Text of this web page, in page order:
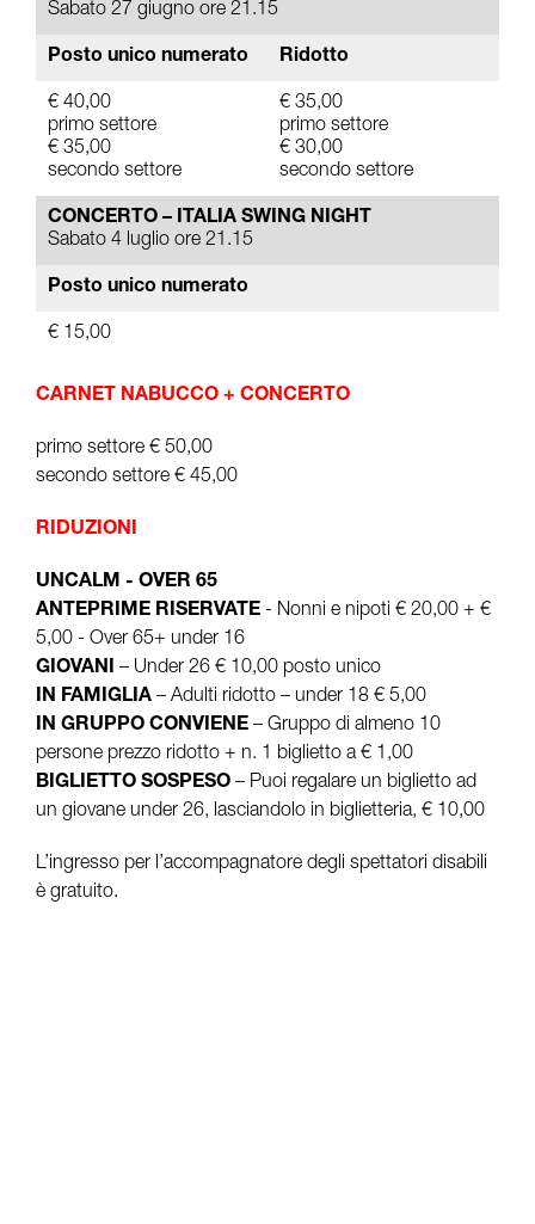
Sabato 27 giugno ore 21.15
Posto unico numerato Ridotto
€ 40,00
primo settore
€ 35,00
secondo settore
€ 35,00
primo settore
€ 30,00
secondo settore
CONCERTO – ITALIA SWING NIGHT
Sabato 4 luglio ore 21.15
Posto unico numerato
€ 15,00
CARNET NABUCCO + CONCERTO
primo settore € 50,00
secondo settore € 45,00
RIDUZIONI
UNCALM - OVER 65
ANTEPRIME RISERVATE - Nonni e nipoti € 20,00 + €
5,00 - Over 65+ under 16
GIOVANI – Under 26 € 10,00 posto unico
IN FAMIGLIA – Adulti ridotto – under 18 € 5,00
IN GRUPPO CONVIENE – Gruppo di almeno 10
persone prezzo ridotto + n. 1 biglietto a € 1,00
BIGLIETTO SOSPESO – Puoi regalare un biglietto ad
un giovane under 26, lasciandolo in biglietteria, € 10,00
L’ingresso per l’accompagnatore degli spettatori disabili
è gratuito.